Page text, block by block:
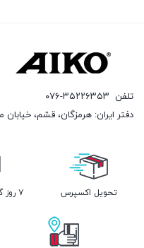
تلفن ۰۷۶-۳۵۲۲۶۳۵۳
دفتر ایران: هرمزگان، قشم، خیابان
تحویل اکسپرس
۷